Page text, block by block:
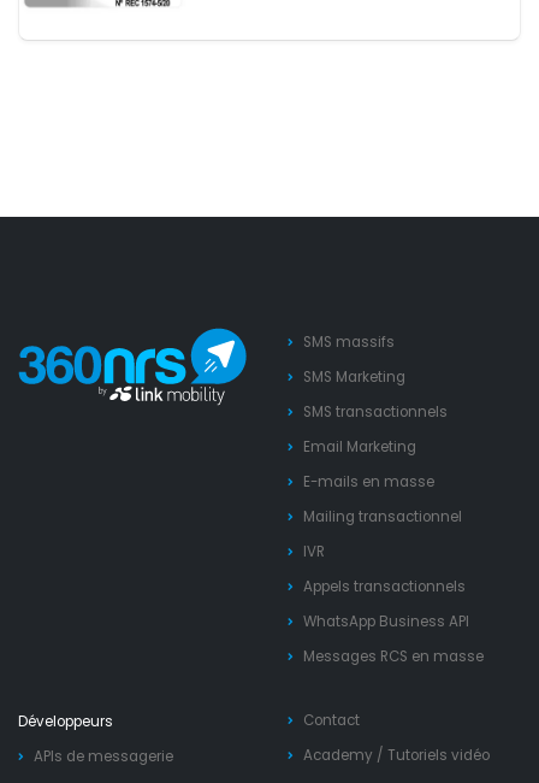
SMS massifs
SMS Marketing
SMS transactionnels
Email Marketing
E-mails en masse
Mailing transactionnel
IVR
Appels transactionnels
WhatsApp Business API
Messages RCS en masse
Développeurs
APIs de messagerie
Contact
Academy / Tutoriels vidéo